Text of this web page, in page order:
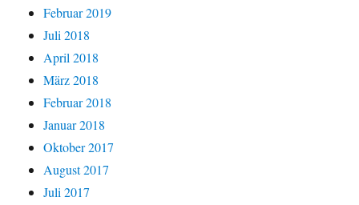
Februar 2019
Juli 2018
April 2018
März 2018
Februar 2018
Januar 2018
Oktober 2017
August 2017
Juli 2017